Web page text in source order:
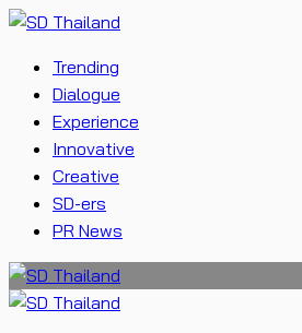
Trending
Dialogue
Experience
Innovative
Creative
SD-ers
PR News